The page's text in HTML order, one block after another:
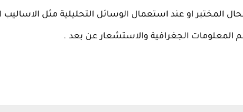
المختبر او عند استعمال الوسائل التحليلية مثل الاساليب
المعلومات الجغرافية والاستشعار عن بعد .